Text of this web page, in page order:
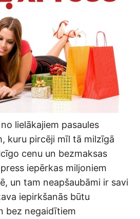
lielākajiem pasaules
kuru pircēji mīl tā milzīgā
cenu un bezmaksas
iepērkas miljoniem
un tam neapšaubāmi ir savi
iepirkšanās būtu
bez negaidītiem